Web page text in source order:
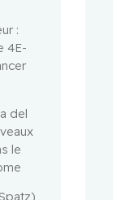
:
4E-
del
le